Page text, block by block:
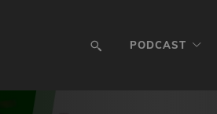
PODCAST